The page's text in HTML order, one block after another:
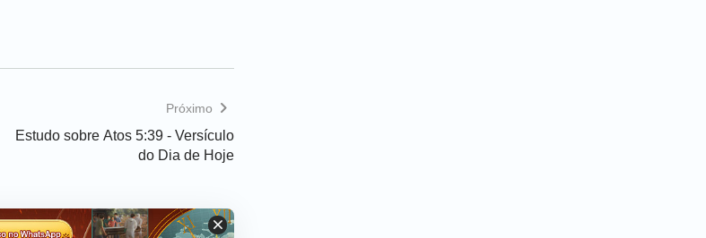
Próximo
Estudo sobre Atos 5:39 - Versículo
do Dia de Hoje